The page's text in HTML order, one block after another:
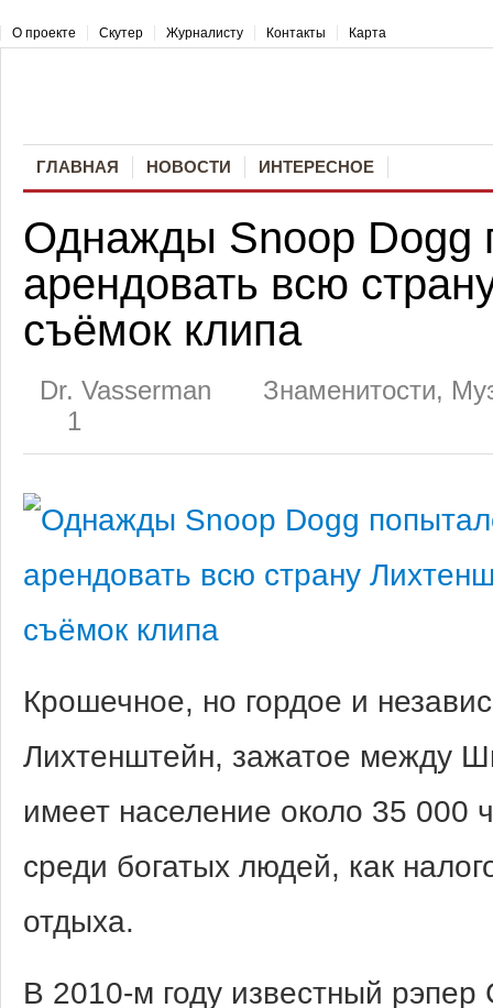
О проекте Скутер Журналисту Контакты Карта
ГЛАВНАЯ НОВОСТИ ИНТЕРЕСНОЕ
Однажды Snoop Dogg
арендовать всю
съёмок клипа
Dr. Vasserman Знаменитости,
1
Крошечное, но гордое и
Лихтенштейн, зажатое между
имеет население около 35 000
среди богатых людей, как
отдыха.
В 2010-м году известный рэпер